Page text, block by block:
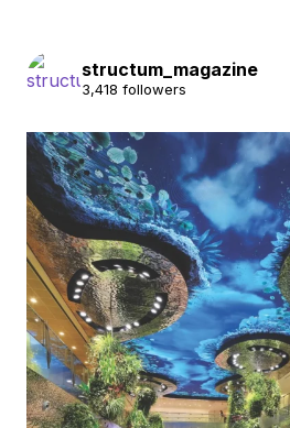
structum_magazine
3,418 followers